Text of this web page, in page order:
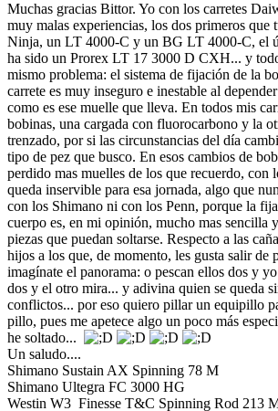
Muchas gracias Bittor. Yo con los carretes
muy malas experiencias, los dos primeros que
Ninja, un LT 4000-C y un BG LT 4000-C, el
ha sido un Prorex LT 17 3000 D CXH... y
mismo problema: el sistema de fijación de la
carrete es muy inseguro e inestable al
como es ese muelle que lleva. En todos mis
bobinas, una cargada con fluorocarbono y la
trenzado, por si las circunstancias del día
tipo de pez que busco. En esos cambios de
perdido mas muelles de los que recuerdo, con
queda inservible para esa jornada, algo que
con los Shimano ni con los Penn, porque la
cuerpo es, en mi opinión, mucho mas sencilla
piezas que puedan soltarse. Respecto a las
hijos a los que, de momento, les gusta salir de
imagínate el panorama: o pescan ellos dos y
dos y el otro mira... y adivina quien se queda
conflictos... por eso quiero pillar un equipillo
pillo, pues me apetece algo un poco más
he soltado...
Un saludo....
Shimano Sustain AX Spinning 78 M
Shimano Ultegra FC 3000 HG
Westin W3 Finesse T&C Spinning Rod 213